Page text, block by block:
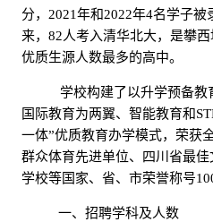
分，2021年和2022年4名学子被
来， 82人考入清华北大，是攀
优质生源人数最多的高中。
学校构建了以升学预备教
国际教育为两翼、智能教育和
一体”优质教育办学模式，荣获
群众体育先进单位、四川省最
学校等国家、省、市荣誉称号
一、招聘学科及人数